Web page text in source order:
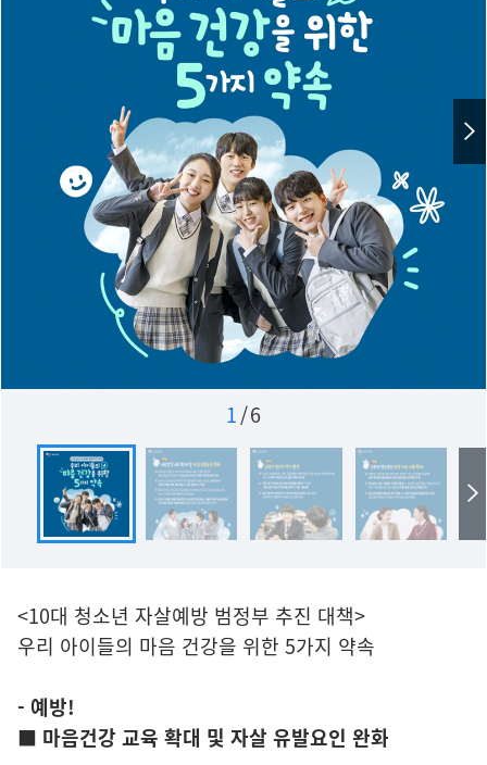
1/6
<10대 청소년 자살예방 범정부 추진 대책>
우리 아이들의 마음 건강을 위한 5가지 약속
- 예방!
■ 마음건강 교육 확대 및 자살 유발요인 완화